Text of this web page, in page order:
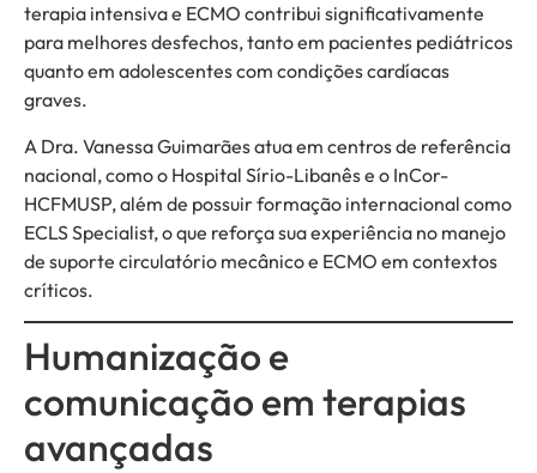
terapia intensiva e ECMO contribui significativamente
para melhores desfechos, tanto em pacientes pediátricos
quanto em adolescentes com condições cardíacas
graves.
A Dra. Vanessa Guimarães atua em centros de referência
nacional, como o Hospital Sírio-Libanês e o InCor-
HCFMUSP, além de possuir formação internacional como
ECLS Specialist, o que reforça sua experiência no manejo
de suporte circulatório mecânico e ECMO em contextos
críticos.
Humanização e
comunicação em terapias
avançadas